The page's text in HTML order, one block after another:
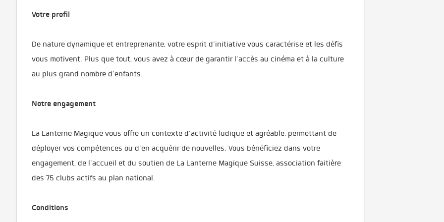
Votre profil
De nature dynamique et entreprenante, votre esprit d’initiative vous caractérise et les défis
vous motivent. Plus que tout, vous avez à cœur de garantir l’accès au cinéma et à la culture
au plus grand nombre d’enfants.
Notre engagement
La Lanterne Magique vous offre un contexte d’activité ludique et agréable, permettant de
déployer vos compétences ou d’en acquérir de nouvelles. Vous bénéficiez dans votre
engagement, de l’accueil et du soutien de La Lanterne Magique Suisse, association faitière
des 75 clubs actifs au plan national.
Conditions